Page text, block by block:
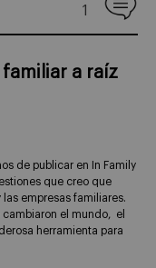
1
familiar a raíz
de publicar en In Family
que creo que
empresas familiares.
el mundo, el
herramienta para